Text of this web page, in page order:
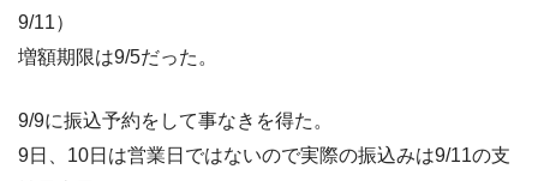
9/11）
増額期限は9/5だった。
9/9に振込予約をして事なきを得た。
9日、10日は営業日ではないので実際の振込みは9/11の支